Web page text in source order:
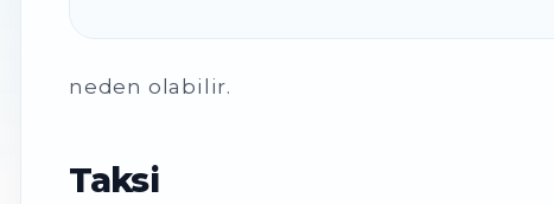
neden olabilir.
Taksi